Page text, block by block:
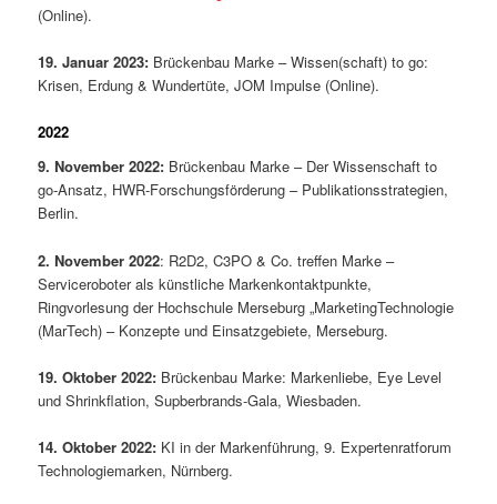
(Online).
19. Januar 2023: Brückenbau Marke – Wissen(schaft) to go:
Krisen, Erdung & Wundertüte, JOM Impulse (Online).
2022
9. November 2022: Brückenbau Marke – Der Wissenschaft to
go-Ansatz, HWR-Forschungsförderung – Publikationsstrategien,
Berlin.
2. November 2022: R2D2, C3PO & Co. treffen Marke –
Serviceroboter als künstliche Markenkontaktpunkte,
Ringvorlesung der Hochschule Merseburg „MarketingTechnologie
(MarTech) – Konzepte und Einsatzgebiete, Merseburg.
19. Oktober 2022: Brückenbau Marke: Markenliebe, Eye Level
und Shrinkflation, Supberbrands-Gala, Wiesbaden.
14. Oktober 2022: KI in der Markenführung, 9. Expertenratforum
Technologiemarken, Nürnberg.